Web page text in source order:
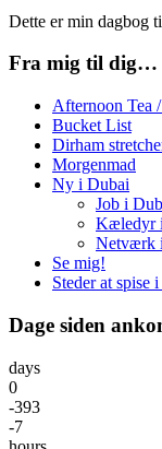
Dette er min dagbog
Fra mig til dig…
Afternoon Tea
Bucket List
Dirham
Morgenmad
Ny i Dubai
Job i
Kæledyr
Netværk
Se mig!
Steder at spise
Dage siden
days
0
-393
-7